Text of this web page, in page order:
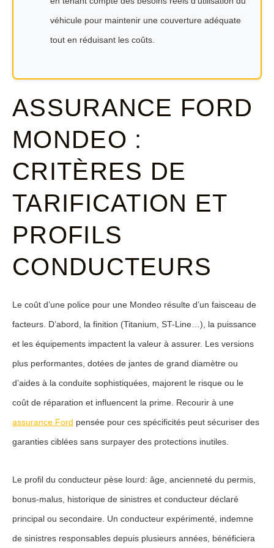
véhicule pour maintenir une couverture adéquate
tout en réduisant les coûts.
ASSURANCE FORD
MONDEO :
CRITÈRES DE
TARIFICATION ET
PROFILS
CONDUCTEURS
Le coût d’une police pour une Mondeo résulte d’un faisceau de
facteurs. D’abord, la finition (Titanium, ST-Line…), la puissance
et les équipements impactent la valeur à assurer. Les versions
plus performantes, dotées de jantes de grand diamètre ou
d’aides à la conduite sophistiquées, majorent le risque ou le
coût de réparation et influencent la prime. Recourir à une
assurance Ford pensée pour ces spécificités peut sécuriser des
garanties ciblées sans surpayer des protections inutiles.
Le profil du conducteur pèse lourd: âge, ancienneté du permis,
bonus-malus , historique de sinistres et conducteur déclaré
principal ou secondaire. Un conducteur expérimenté, indemne
de sinistres responsables depuis plusieurs années, bénéficiera